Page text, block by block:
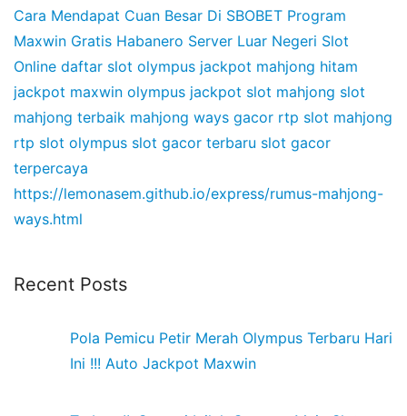
Cara Mendapat Cuan Besar Di SBOBET Program
Maxwin Gratis Habanero Server Luar Negeri Slot
Online daftar slot olympus jackpot mahjong hitam
jackpot maxwin olympus jackpot slot mahjong slot
mahjong terbaik mahjong ways gacor rtp slot mahjong
rtp slot olympus slot gacor terbaru slot gacor
terpercaya
https://lemonasem.github.io/express/rumus-mahjong-
ways.html
Recent Posts
Pola Pemicu Petir Merah Olympus Terbaru Hari
Ini !!! Auto Jackpot Maxwin